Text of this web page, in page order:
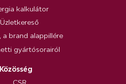
kalkulátor
Üzletkereső
a brand alappillére
gyártósorairól
Közösség